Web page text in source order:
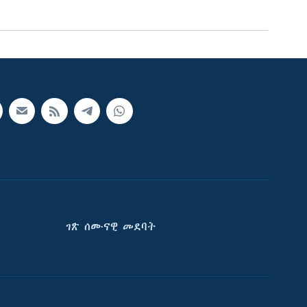
ገጽ ሰሙናዊ መደባት